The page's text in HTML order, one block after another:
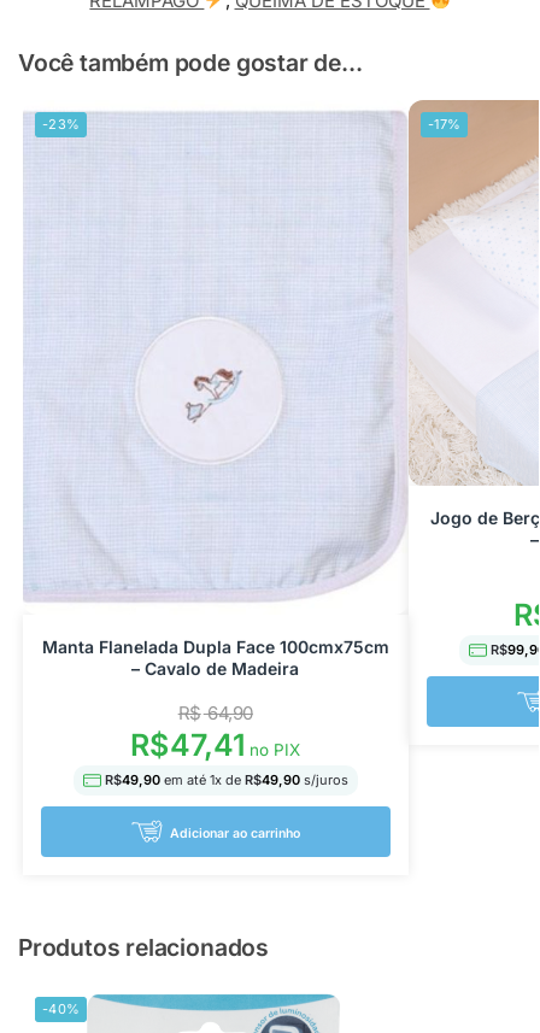
Você também pode gostar de...
-23%
Manta Flanelada Dupla Face 100cmx75cm
– Cavalo de Madeira
R$64,90
R$47,41 no PIX
R$49,90 em até 1x de R$49,90s/juros
Adicionar ao carrinho
-17%
Jogo de
R$
Produtos relacionados
-40%